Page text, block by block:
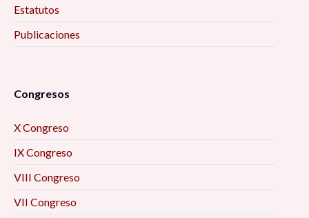
Estatutos
Publicaciones
Congresos
X Congreso
IX Congreso
VIII Congreso
VII Congreso